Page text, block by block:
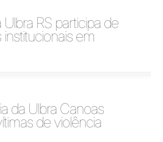
Ulbra RS participa de
institucionais em
da Ulbra Canoas
de violência